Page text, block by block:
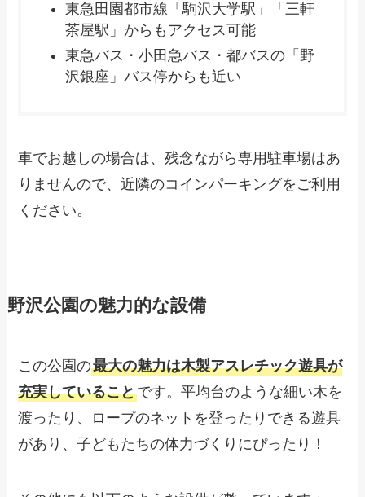
東急田園都市線「駒沢大学駅」「三軒
茶屋駅」からもアクセス可能
東急バス・小田急バス・都バスの「野
沢銀座」バス停からも近い
車でお越しの場合は、残念ながら専用駐車場はあ
りませんので、近隣のコインパーキングをご利用
ください。
野沢公園の魅力的な設備
この公園の最大の魅力は木製アスレチック遊具が
充実していることです。平均台のような細い木を
渡ったり、ロープのネットを登ったりできる遊具
があり、子どもたちの体力づくりにぴったり！